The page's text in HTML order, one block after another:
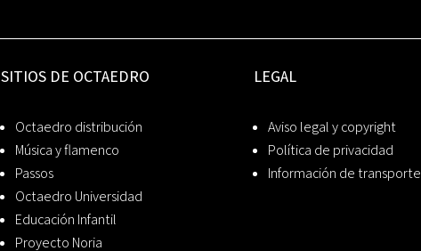
SITIOS DE OCTAEDRO
Octaedro distribución
Música y flamenco
Passos
Octaedro Universidad
Educación Infantil
Proyecto Noria
LEGAL
Aviso legal y copyright
Política de privacidad
Información de transporte